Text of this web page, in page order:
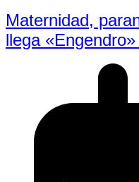
Maternidad,
llega